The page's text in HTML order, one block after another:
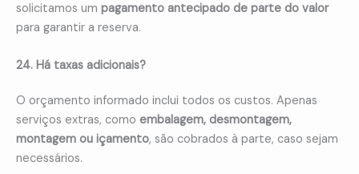
solicitamos um pagamento antecipado de parte do valor
para garantir a reserva.
24. Há taxas adicionais?
O orçamento informado inclui todos os custos. Apenas
serviços extras, como embalagem, desmontagem,
montagem ou içamento, são cobrados à parte, caso sejam
necessários.